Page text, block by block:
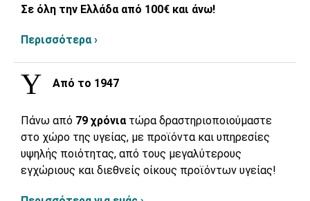
Σε όλη την Ελλάδα από 100€ και άνω!
Περισσότερα ›
Από το 1947
Πάνω από 79 χρόνια τώρα δραστηριοποιούμαστε
στο χώρο της υγείας, με προϊόντα και υπηρεσίες
υψηλής ποιότητας, από τους μεγαλύτερους
εγχώριους και διεθνείς οίκους προϊόντων υγείας!